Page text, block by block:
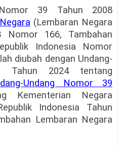
39 Tahun 2008
(Lembaran Negara
Nomor 166, Tambahan
Indonesia Nomor
diubah dengan Undang-
Tahun 2024 tentang
Undang Nomor 39
Kementerian Negara
Indonesia Tahun
Lembaran Negara